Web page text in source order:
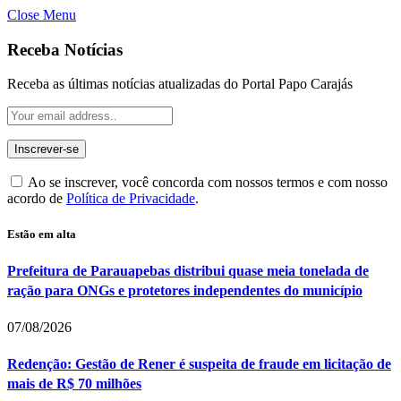
Close Menu
Receba Notícias
Receba as últimas notícias atualizadas do Portal Papo Carajás
Ao se inscrever, você concorda com nossos termos e com nosso
acordo de Política de Privacidade.
Estão em alta
Prefeitura de Parauapebas distribui quase meia tonelada de
ração para ONGs e protetores independentes do município
07/08/2026
Redenção: Gestão de Rener é suspeita de fraude em licitação de
mais de R$ 70 milhões